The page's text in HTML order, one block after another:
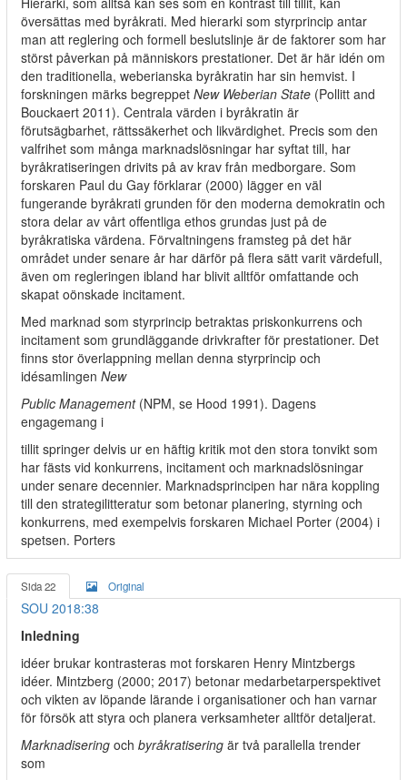
översättas med byråkrati. Med hierarki som styrprincip antar
man att reglering och formell beslutslinje är de faktorer som har
störst påverkan på människors prestationer. Det är här idén om
den traditionella, weberianska byråkratin har sin hemvist. I
forskningen märks begreppet New Weberian State (Pollitt and
Bouckaert 2011). Centrala värden i byråkratin är
förutsägbarhet, rättssäkerhet och likvärdighet. Precis som den
valfrihet som många marknadslösningar har syftat till, har
byråkratiseringen drivits på av krav från medborgare. Som
forskaren Paul du Gay förklarar (2000) lägger en väl
fungerande byråkrati grunden för den moderna demokratin och
stora delar av vårt offentliga ethos grundas just på de
byråkratiska värdena. Förvaltningens framsteg på det här
området under senare år har därför på flera sätt varit värdefull,
även om regleringen ibland har blivit alltför omfattande och
skapat oönskade incitament.
Med marknad som styrprincip betraktas priskonkurrens och
incitament som grundläggande drivkrafter för prestationer. Det
finns stor överlappning mellan denna styrprincip och
idésamlingen New
Public Management(NPM, se Hood 1991). Dagens
engagemang i
tillit springer delvis ur en häftig kritik mot den stora tonvikt som
har fästs vid konkurrens, incitament och marknadslösningar
under senare decennier. Marknadsprincipen har nära koppling
till den strategilitteratur som betonar planering, styrning och
konkurrens, med exempelvis forskaren Michael Porter (2004) i
spetsen. Porters
Sida 22 Original
SOU 2018:38
Inledning
idéer brukar kontrasteras mot forskaren Henry Mintzbergs
idéer. Mintzberg (2000; 2017) betonar medarbetarperspektivet
och vikten av löpande lärande i organisationer och han varnar
för försök att styra och planera verksamheter alltför detaljerat.
Marknadisering och byråkratisering är två parallella trender
som